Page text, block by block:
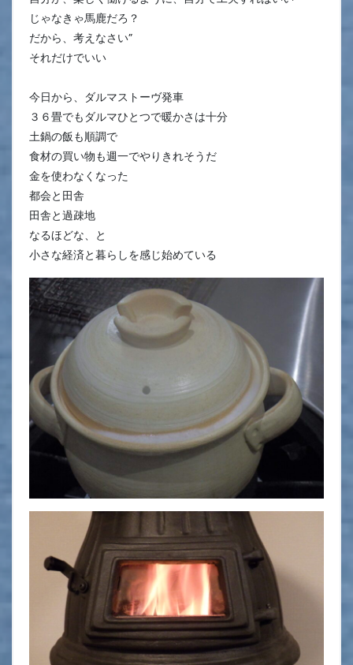
じゃなきゃ馬鹿だろ？
だから、考えなさい”
それだけでいい
今日から、ダルマストーヴ発車
３６畳でもダルマひとつで暖かさは十分
土鍋の飯も順調で
食材の買い物も週一でやりきれそうだ
金を使わなくなった
都会と田舎
田舎と過疎地
なるほどな、と
小さな経済と暮らしを感じ始めている